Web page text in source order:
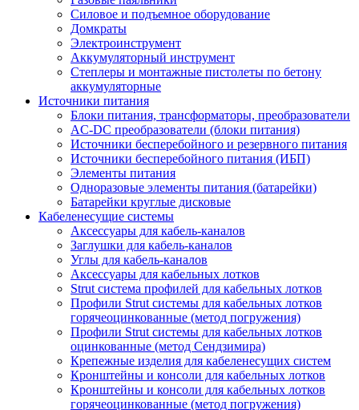
Силовое и подъемное оборудование
Домкраты
Электроинструмент
Аккумуляторный инструмент
Степлеры и монтажные пистолеты по бетону
аккумуляторные
Источники питания
Блоки питания, трансформаторы, преобразователи
AC-DC преобразователи (блоки питания)
Источники бесперебойного и резервного питания
Источники бесперебойного питания (ИБП)
Элементы питания
Одноразовые элементы питания (батарейки)
Батарейки круглые дисковые
Кабеленесущие системы
Аксессуары для кабель-каналов
Заглушки для кабель-каналов
Углы для кабель-каналов
Аксессуары для кабельных лотков
Strut система профилей для кабельных лотков
Профили Strut системы для кабельных лотков
горячеоцинкованные (метод погружения)
Профили Strut системы для кабельных лотков
оцинкованные (метод Сендзимира)
Крепежные изделия для кабеленесущих систем
Кронштейны и консоли для кабельных лотков
Кронштейны и консоли для кабельных лотков
горячеоцинкованные (метод погружения)